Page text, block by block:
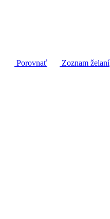
Porovnať Zoznam želaní